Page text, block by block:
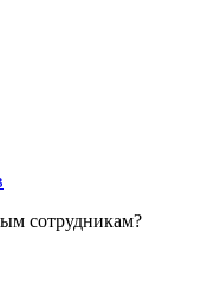
сотрудникам?